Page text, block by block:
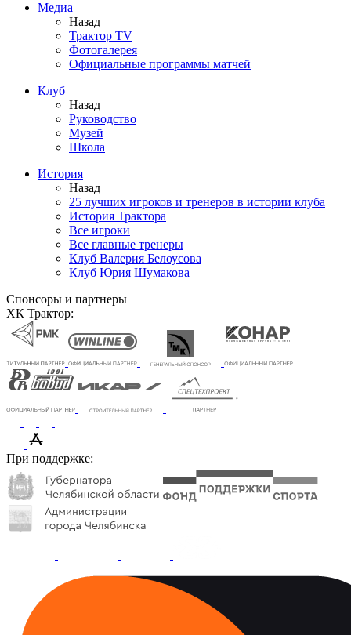
Медиа
Назад
Трактор TV
Фотогалерея
Официальные программы матчей
Клуб
Назад
Руководство
Музей
Школа
История
Назад
25 лучших игроков и тренеров в истории клуба
История Трактора
Все игроки
Все главные тренеры
Клуб Валерия Белоусова
Клуб Юрия Шумакова
Спонсоры и партнеры
ХК Трактор:
При поддержке: